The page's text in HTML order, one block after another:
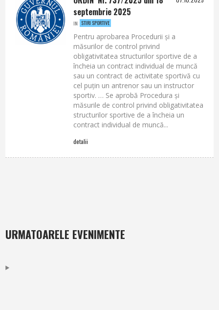
septembrie 2025
IN STIRI SPORTIVE
Pentru aprobarea Procedurii şi a
măsurilor de control privind
obligativitatea structurilor sportive de a
încheia un contract individual de muncă
sau un contract de activitate sportivă cu
cel puţin un antrenor sau un instructor
sportiv. … Se aprobă Procedura şi
măsurile de control privind obligativitatea
structurilor sportive de a încheia un
contract individual de muncă...
detalii
URMATOARELE EVENIMENTE